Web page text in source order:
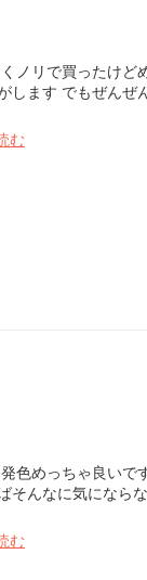
ノリで買ったけど
します でもぜんぜ
む
色めっちゃ良いで
そんなに気になら
む